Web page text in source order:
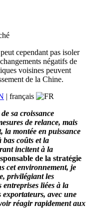
cependant pas isoler
négatifs de
voisines peuvent
de la Chine.
| français
sa croissance
de relance, mais
la montée en puissance
coûts et la
incitent à la
de la stratégie
cet environnement, je
privilégiant les
entreprises liées à la
exportateurs, avec une
réagir rapidement aux